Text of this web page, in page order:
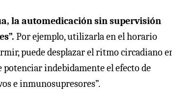
la automedicación sin supervisión
Por ejemplo, utilizarla en el horario
puede desplazar el ritmo circadiano
indebidamente el efecto de
e inmunosupresores”.